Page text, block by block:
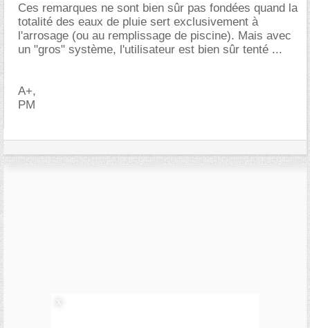
Ces remarques ne sont bien sûr pas fondées quand la
totalité des eaux de pluie sert exclusivement à
l'arrosage (ou au remplissage de piscine). Mais avec
un "gros" système, l'utilisateur est bien sûr tenté ...
A+,
PM